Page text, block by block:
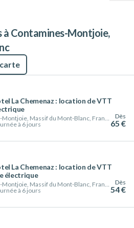
à Contamines-Montjoie,
La Chemenaz : location de VTT
Contamines-Montjoie, Massif du Mont-Blanc, France
à 6 jours
Dès
65 €
La Chemenaz : location de VTT
électrique
Contamines-Montjoie, Massif du Mont-Blanc, France
à 6 jours
Dès
54 €